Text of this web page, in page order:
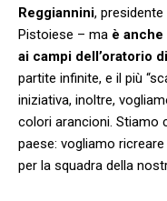
Reggiannini, presidente
Pistoiese – ma è
ai campi dell’oratorio
partite infinite, e il più
iniziativa, inoltre,
colori arancioni. Stiamo
paese: vogliamo
per la squadra della